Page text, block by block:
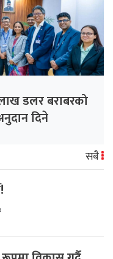
डलर बराबरको
दिने
सबै